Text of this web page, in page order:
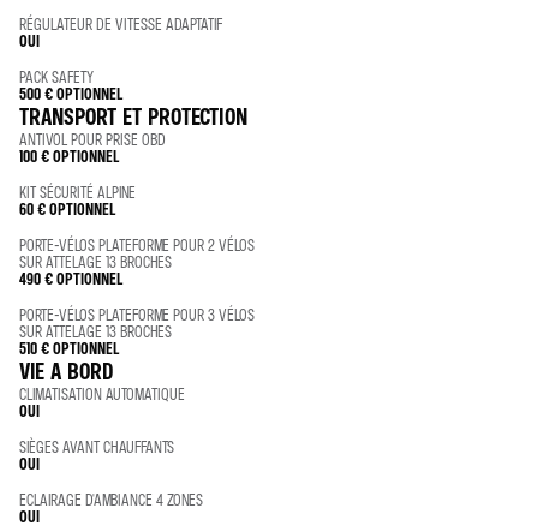
RÉGULATEUR DE VITESSE ADAPTATIF
OUI
PACK SAFETY
500 €OPTIONNEL
TRANSPORT ET PROTECTION
ANTIVOL POUR PRISE OBD
100 €OPTIONNEL
KIT SÉCURITÉ ALPINE
60 €OPTIONNEL
PORTE-VÉLOS PLATEFORME POUR 2 VÉLOS
SUR ATTELAGE 13 BROCHES
490 €OPTIONNEL
PORTE-VÉLOS PLATEFORME POUR 3 VÉLOS
SUR ATTELAGE 13 BROCHES
510 €OPTIONNEL
VIE A BORD
CLIMATISATION AUTOMATIQUE
OUI
SIÈGES AVANT CHAUFFANTS
OUI
ECLAIRAGE D'AMBIANCE 4 ZONES
OUI